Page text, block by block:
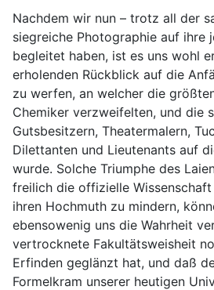
Nachdem wir nun – trotz all der
siegreiche Photographie auf ihre
begleitet haben, ist es uns wohl
erholenden Rückblick auf die
zu werfen, an welcher die
Chemiker verzweifelten, und die
Gutsbesitzern, Theatermalern,
Dilettanten und Lieutenants auf
wurde. Solche Triumphe des
freilich die offizielle
ihren Hochmuth zu mindern,
ebensowenig uns die Wahrheit
vertrocknete Fakultätsweisheit
Erfinden geglänzt hat, und daß
Formelkram unserer heutigen